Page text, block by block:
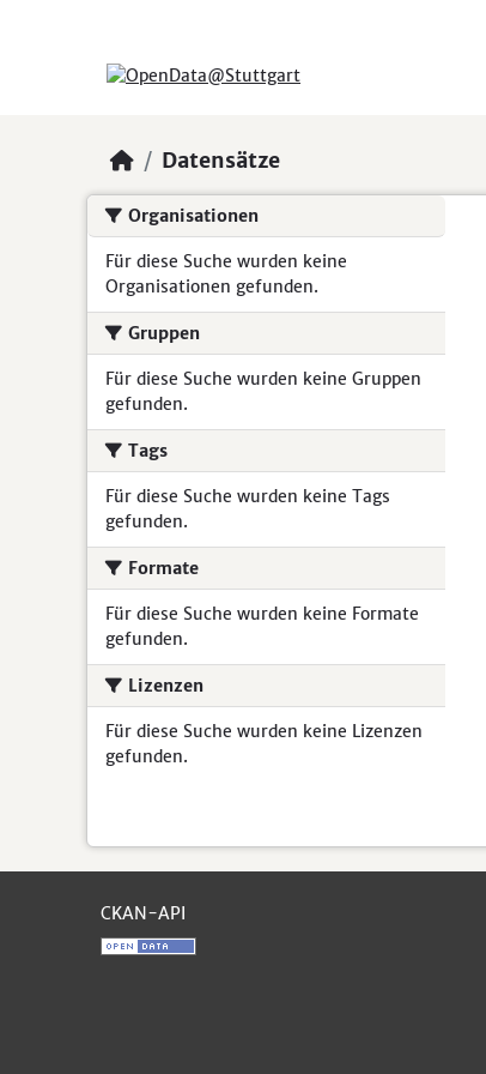
Datensätze
Organisationen
Für diese Suche wurden keine
Organisationen gefunden.
Gruppen
Für diese Suche wurden keine Gruppen
gefunden.
Tags
Für diese Suche wurden keine Tags
gefunden.
Formate
Für diese Suche wurden keine Formate
gefunden.
Lizenzen
Für diese Suche wurden keine Lizenzen
gefunden.
CKAN-API